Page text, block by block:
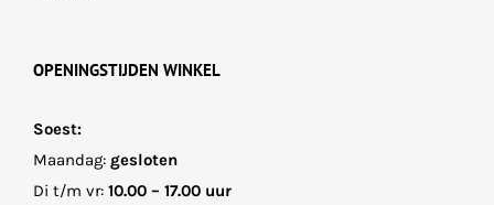
OPENINGSTIJDEN WINKEL
Soest:
Maandag: gesloten
Di t/m vr: 10.00 – 17.00 uur